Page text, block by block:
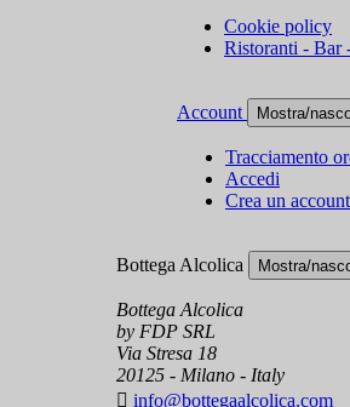
Cookie policy
Ristoranti - Bar
Account Mostra/
Tracciamento
Accedi
Crea un account
Bottega Alcolica Mostra/
Bottega Alcolica
by FDP SRL
Via Stresa 18
20125 - Milano - Italy
 info@bottegaalcolica.com